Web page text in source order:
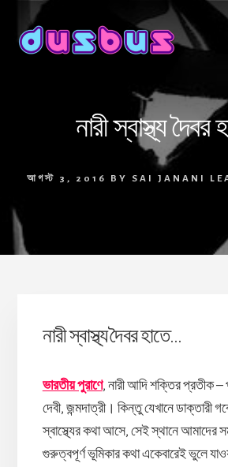
content
নারী স্বাস্থ্য
আগস্ট 3, 2016 BY SAI JANANI
নারী স্বাস্থ্য দৈবর হাতে…
ভারতীয় পুরাণে, নারী আদি শক্তির প্রতীক –
দেবী, জন্মদাত্রী। কিন্তু যেখানে ডাক্তারী
স্বাস্থ্যের কথা আসে, সেই স্থানে আমাদের
গুরুত্বপূর্ণ ভূমিকার কথা একেবারেই ভুলে